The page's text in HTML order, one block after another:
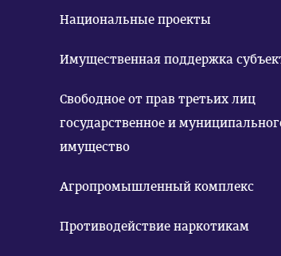
Национальные проекты
Имущественная поддержка
Свободное от прав третьих лиц
государственное и
имущество
Агропромышленный комплекс
Противодействие наркотикам